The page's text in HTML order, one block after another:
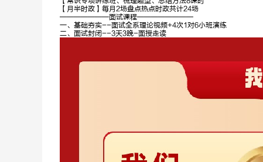
【月半时政】每月2场盘点热点时政共计24场
———————面试课程————————
一、基础夯实--面试全系理论视频+4次1对6小班演练
二、面试封闭--3天3晚-面授走读